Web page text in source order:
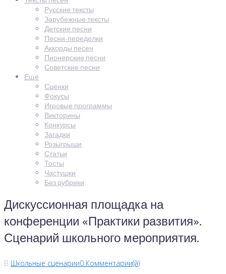
Русские тексты
Зарубежные тексты
Детские песни
Песни-переделки
Аккорды песен
Пионерские песни
Советские песни
Ещё
Сценки
Фокусы
Игровые программы
Викторины
Конкурсы
Загадки
Розыгрыши
Статьи
Тосты
Частушки
Без рубрики
Дискуссионная площадка на
конференции «Практики развития».
Сценарий школьного мероприятия.
В Школьные сценарии0 Комментарии(й)